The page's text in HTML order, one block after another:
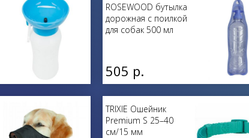
ROSEWOOD бутылка
дорожная с поилкой
для собак 500 мл
505 р.
TRIXIE Ошейник
Premium S 25–40
см/15 мм